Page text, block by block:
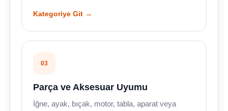
Kategoriye Git →
03
Parça ve Aksesuar Uyumu
İğne, ayak, bıçak, motor, tabla, aparat veya